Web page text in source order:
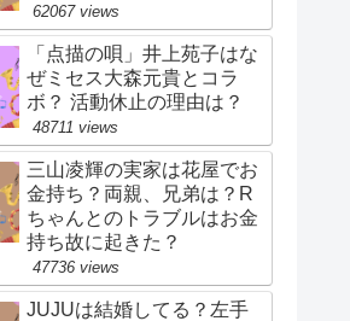
62067 views
「点描の唄」井上苑子はな
ぜミセス大森元貴とコラ
ボ？ 活動休止の理由は？
48711 views
三山凌輝の実家は花屋でお
金持ち？両親、兄弟は？R
ちゃんとのトラブルはお金
持ち故に起きた？
47736 views
JUJUは結婚してる？左手